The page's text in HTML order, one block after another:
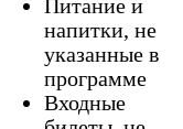
Питание и
напитки, не
указанные в
программе
Входные